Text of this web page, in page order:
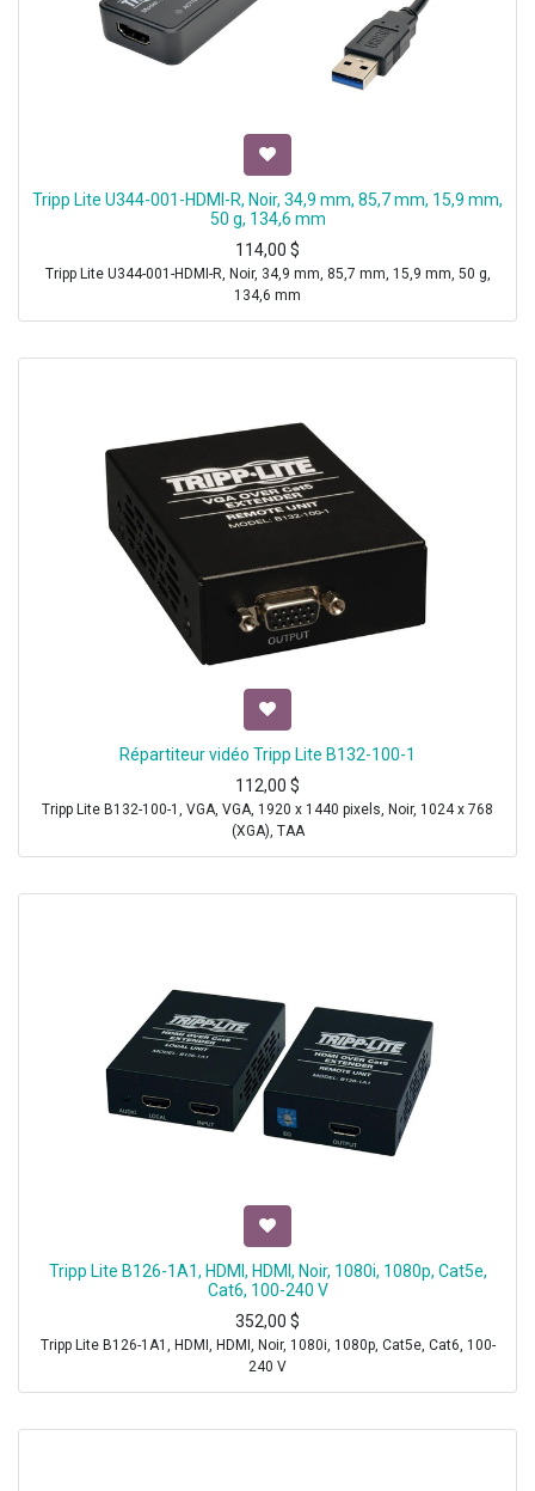
Tripp Lite U344-001-HDMI-R, Noir, 34,9 mm, 85,7 mm, 15,9 mm,
50 g, 134,6 mm
114,00 $
Tripp Lite U344-001-HDMI-R, Noir, 34,9 mm, 85,7 mm, 15,9 mm, 50 g,
134,6 mm
Répartiteur vidéo Tripp Lite B132-100-1
112,00 $
Tripp Lite B132-100-1, VGA, VGA, 1920 x 1440 pixels, Noir, 1024 x 768
(XGA), TAA
Tripp Lite B126-1A1, HDMI, HDMI, Noir, 1080i, 1080p, Cat5e,
Cat6, 100-240 V
352,00 $
Tripp Lite B126-1A1, HDMI, HDMI, Noir, 1080i, 1080p, Cat5e, Cat6, 100-
240 V